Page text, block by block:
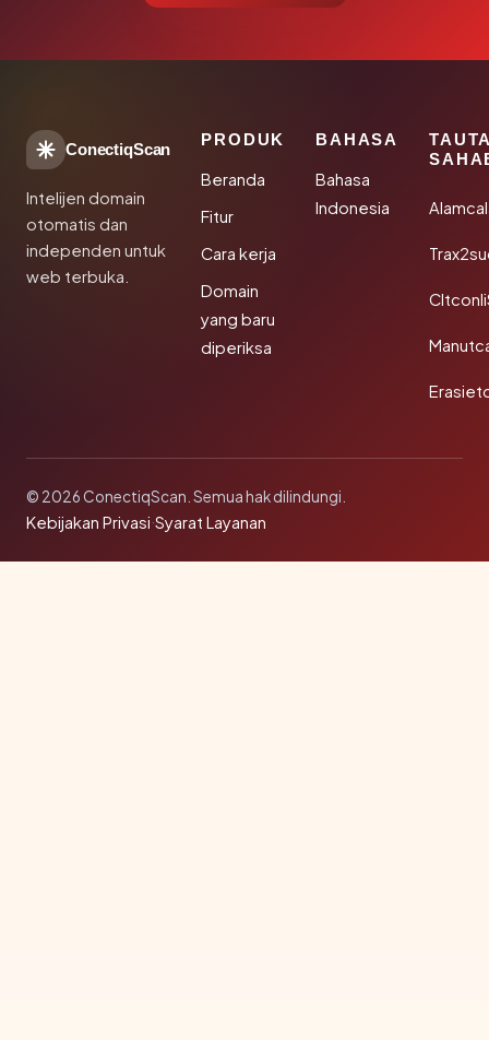
ConectiqScan
Intelijen domain
otomatis dan
independen untuk
web terbuka.
PRODUK
Beranda
Fitur
Cara kerja
Domain
yang baru
diperiksa
BAHASA
Bahasa
Indonesia
© 2026 ConectiqScan. Semua hak dilindungi.
Kebijakan Privasi·Syarat Layanan